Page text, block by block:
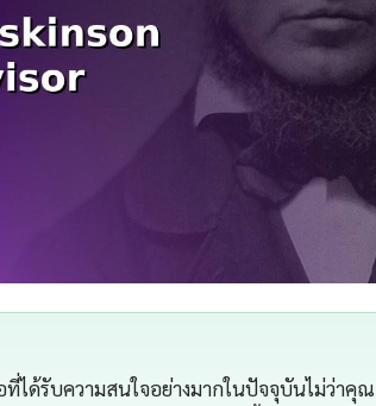
ที่ได้รับความสนใจอย่างมากในปัจจุบันไม่ว่า